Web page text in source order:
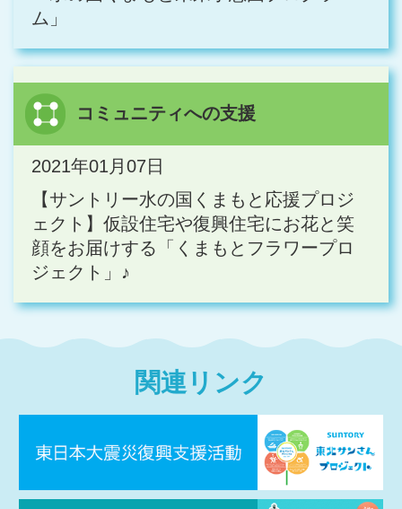
ム」
コミュニティへの支援
2021年01月07日
【サントリー水の国くまもと応援プロジ
ェクト】仮設住宅や復興住宅にお花と笑
顔をお届けする「くまもとフラワープロ
ジェクト」♪
関連リンク